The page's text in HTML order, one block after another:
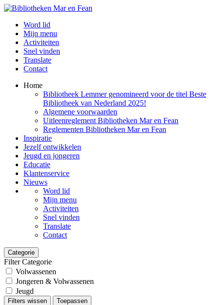
Word lid
Mijn menu
Activiteiten
Snel vinden
Translate
Contact
Home
Bibliotheek Lemmer genomineerd voor de titel Beste
Bibliotheek van Nederland 2025!
Algemene voorwaarden
Uitleenreglement Bibliotheken Mar en Fean
Reglementen Bibliotheken Mar en Fean
Inspiratie
Jezelf ontwikkelen
Jeugd en jongeren
Educatie
Klantenservice
Nieuws
Word lid
Mijn menu
Activiteiten
Snel vinden
Translate
Contact
Categorie
Filter Categorie
Volwassenen
Jongeren & Volwassenen
Jeugd
Filters wissen
Toepassen